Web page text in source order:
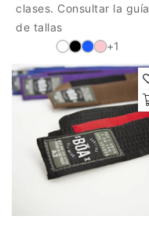
clases. Consultar la guía
de tallas
+1